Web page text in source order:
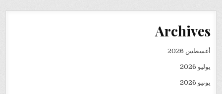
Archives
أغسطس 2026
يوليو 2026
يونيو 2026